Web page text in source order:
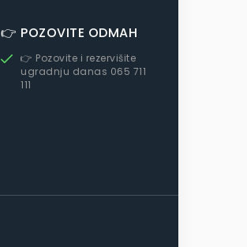
👉 POZOVITE ODMAH
👉 Pozovite i rezervišite
ugradnju danas 065 711
111